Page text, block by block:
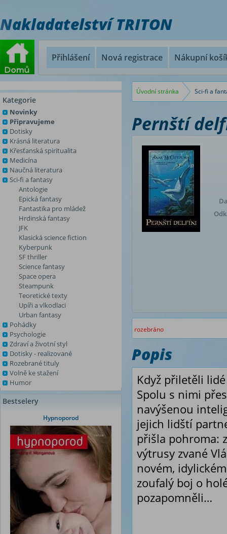
Nakladatelství TRITON
Přihlášení Nová registrace Nákupní
Kategorie
Novinky
Připravujeme
Dotisky
Krásná literatura
Křesťanská spiritualita
Medicína
Naučná literatura
Sci-fi a fantasy
Antologie
Epická fantasy
Fantastika pro mládež
Hrdinská fantasy
JFK
Klasická science fiction
Kyberpunk
SF thriller
Science fantasy
Space opera
Steampunk
Teoretické texty
Upíři a vlkodlaci
Urban fantasy
Pohádky
Psychologie
Zdraví a životní styl
Dotisky - realizované
Rozebrané tituly
Volně ke stažení
Humor
Bestselery
Hypnoporod
Úvodní stránka Sci-fi a
Pernští
rozebráno
Popis
Když přiletěli
Spolu s nimi
navýšenou
jejich lidští
přišla pohroma:
výtrusy zvané
novém,
zoufalý boj o
pozapomněli…